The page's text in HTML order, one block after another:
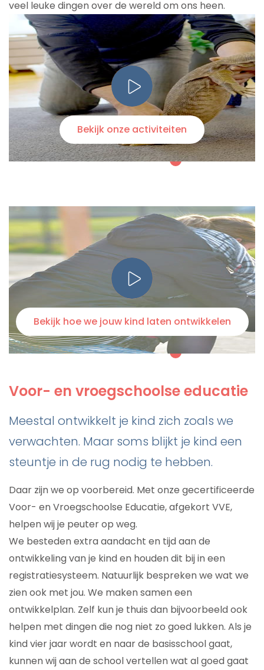
veel leuke dingen over de wereld om ons heen.
Bekijk onze activiteiten
Bekijk hoe we jouw kind laten ontwikkelen
Voor- en vroegschoolse educatie
Meestal ontwikkelt je kind zich zoals we
verwachten. Maar soms blijkt je kind een
steuntje in de rug nodig te hebben.
Daar zijn we op voorbereid. Met onze gecertificeerde
Voor- en Vroegschoolse Educatie, afgekort VVE,
helpen wij je peuter op weg.
We besteden extra aandacht en tijd aan de
ontwikkeling van je kind en houden dit bij in een
registratiesysteem. Natuurlijk bespreken we wat we
zien ook met jou. We maken samen een
ontwikkelplan. Zelf kun je thuis dan bijvoorbeeld ook
helpen met dingen die nog niet zo goed lukken. Als je
kind vier jaar wordt en naar de basisschool gaat,
kunnen wij aan de school vertellen wat al goed gaat